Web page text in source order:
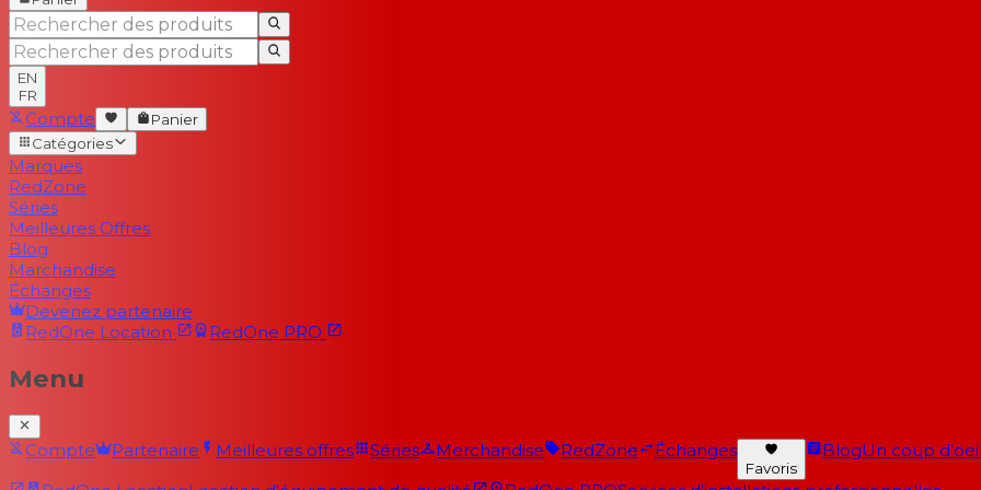
EN
FR
Compte
Panier
Catégories
Marques
RedZone
Séries
Meilleures Offres
Blog
Marchandise
Échanges
Devenez partenaire
RedOne Location RedOne PRO
Menu
Compte Partenaire Meilleures offres Séries Merchandise RedZone Échanges
Favoris
BlogUn coup